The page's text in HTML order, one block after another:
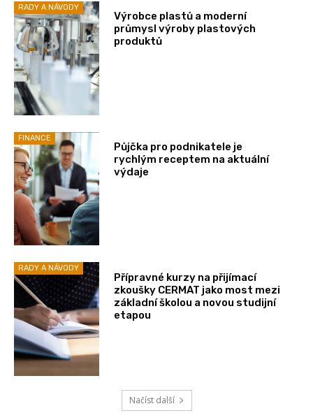
RADY A NÁVODY
Výrobce plastů a moderní
průmysl výroby plastových
produktů
FINANCE
Půjčka pro podnikatele je
rychlým receptem na aktuální
výdaje
RADY A NÁVODY
Přípravné kurzy na přijímací
zkoušky CERMAT jako most mezi
základní školou a novou studijní
etapou
Načíst další